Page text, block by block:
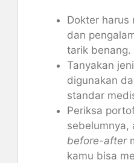
Dokter harus
dan
tarik benang.
Tanyakan
digunakan
standar
Periksa
sebelumnya,
before-after
kamu bisa